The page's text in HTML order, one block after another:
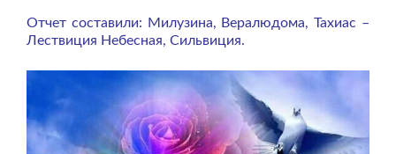
Отчет составили: Милузина, Вералюдома, Тахиас –
Лествиция Небесная, Сильвиция.